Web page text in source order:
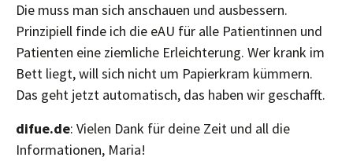
Die muss man sich anschauen und ausbessern.
Prinzipiell finde ich die eAU für alle Patientinnen und
Patienten eine ziemliche Erleichterung. Wer krank im
Bett liegt, will sich nicht um Papierkram kümmern.
Das geht jetzt automatisch, das haben wir geschafft.
difue.de: Vielen Dank für deine Zeit und all die
Informationen, Maria!